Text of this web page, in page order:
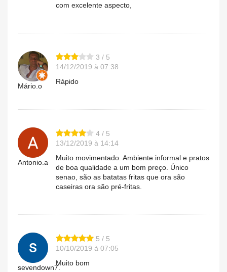
com excelente aspecto,
Mário.o
3 / 5
14/12/2019 à 07:38
Rápido
Antonio.a
4 / 5
13/12/2019 à 14:14
Muito movimentado. Ambiente informal e pratos
de boa qualidade a um bom preço. Único
senao, são as batatas fritas que ora são
caseiras ora são pré-fritas.
sevendown7.
5 / 5
10/10/2019 à 07:05
Muito bom